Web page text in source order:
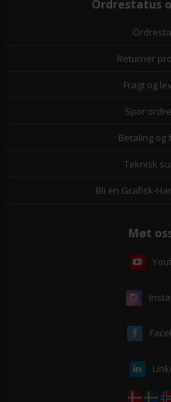
Ordrestatus
Returner
Fragt og
Spor
Betaling og
Teknisk
Bli en Grafisk-
Møt